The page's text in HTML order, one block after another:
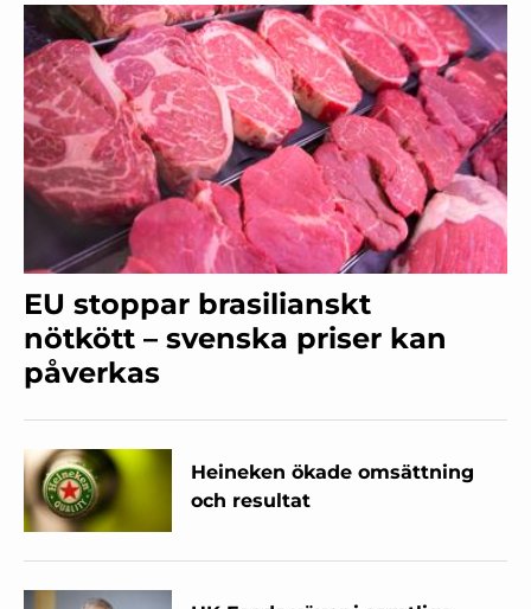
EU stoppar brasilianskt
nötkött – svenska priser kan
påverkas
Heineken ökade omsättning
och resultat